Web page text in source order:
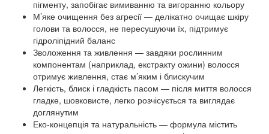
пігменту, запобігає вимиванню та вигоранню кольору
М’яке очищення без агресії — делікатно очищає шкіру
голови та волосся, не пересушуючи їх, підтримує
гідроліпідний баланс
Зволоження та живлення — завдяки рослинним
компонентам (наприклад, екстракту ожини) волосся
отримує живлення, стає м’яким і блискучим
Легкість, блиск і гладкість пасом — після миття волосся
гладке, шовковисте, легко розчісується та виглядає
доглянутим
Еко-концепція та натуральність — формула містить